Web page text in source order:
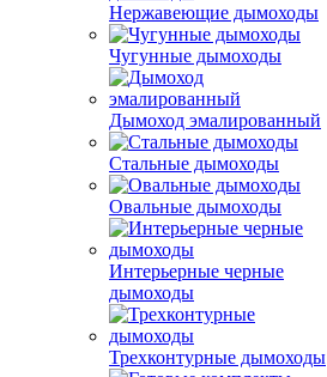
Нержавеющие дымоходы
Чугунные дымоходы
Дымоход эмалированный
Стальные дымоходы
Овальные дымоходы
Интерьерные черные
дымоходы
Трехконтурные дымоходы